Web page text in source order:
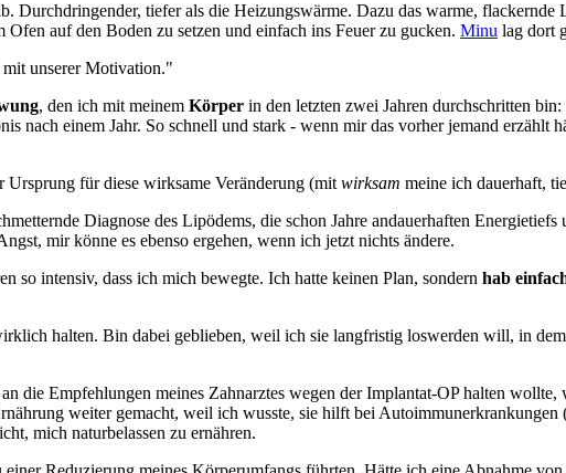
Durchdringender, tiefer als die Heizungswärme. Dazu das warme,
auf den Boden zu setzen und einfach ins Feuer zu gucken. Minu lag dort
unserer Motivation."
, den ich mit meinem Körper in den letzten zwei Jahren durchschritten
nach einem Jahr. So schnell und stark - wenn mir das vorher jemand erzählt
Ursprung für diese wirksame Veränderung (mitwirksam meine ich dauerhaft,
Diagnose des Lipödems, die schon Jahre andauerhaften
mir könne es ebenso ergehen, wenn ich jetzt nichts ändere.
so intensiv, dass ich mich bewegte. Ich hatte keinen Plan, sondern hab
halten. Bin dabei geblieben, weil ich sie langfristig loswerden will, in
die Empfehlungen meines Zahnarztes wegen der Implantat-OP halten
weiter gemacht, weil ich wusste, sie hilft bei
mich naturbelassen zu ernähren.